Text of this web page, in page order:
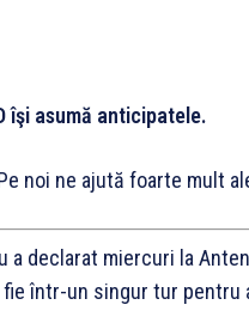
îşi asumă anticipatele.
noi ne ajută foarte mult
a declarat miercuri la
într-un singur tur pentru